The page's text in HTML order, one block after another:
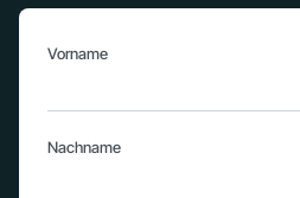
Vorname
Nachname